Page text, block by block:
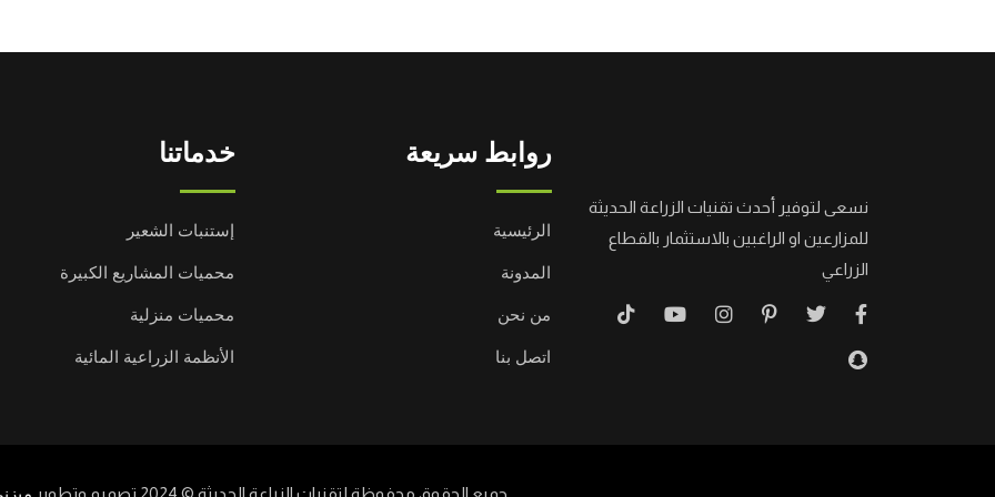
نسعى لتوفير أحدث تقنيات الزراعة الحديثة
للمزارعين او الراغبين بالاستثمار بالقطاع
الزراعي
روابط سريعة
الرئيسية
المدونة
من نحن
اتصل بنا
خدماتنا
إستنبات الشعير
محميات المشاريع الكبيرة
محميات منزلية
الأنظمة الزراعية المائية
جميع الحقوق محفوظة لتقنيات الزراعة الحديثة © 2024 تصميم وتطوير